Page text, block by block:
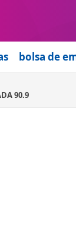
bolsa de
90.9